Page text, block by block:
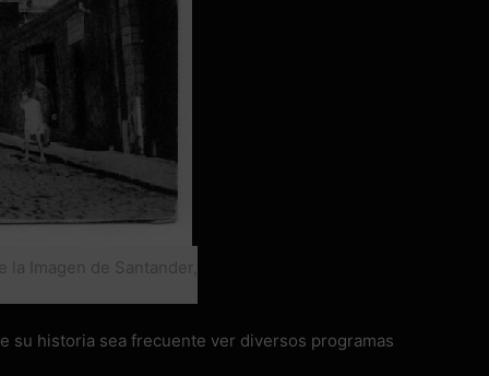
Imagen de Santander,
su historia sea frecuente ver diversos programas